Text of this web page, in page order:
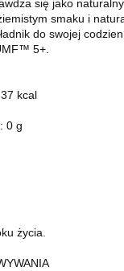
się jako
smaku i
do swojej
5+.
kcal
0 g
życia.